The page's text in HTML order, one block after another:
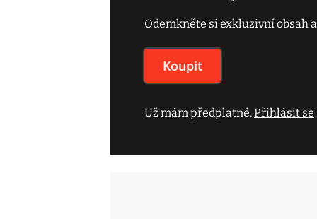
Odemkněte si exkluzivní obsah
Koupit
Už mám předplatné.Přihlásit se